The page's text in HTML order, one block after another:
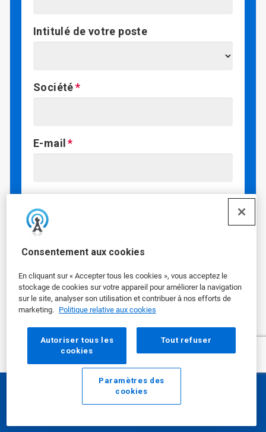
Consentement aux cookies
En cliquant sur « Accepter tous les cookies », vous acceptez le
stockage de cookies sur votre appareil pour améliorer la navigation
sur le site, analyser son utilisation et contribuer à nos efforts de
marketing. Politique relative aux cookies
Autoriser tous les
cookies
Tout refuser
Paramètres des
cookies
Intitulé de votre poste
Société
E-mail
Ville
Département/région
Pays
E-mail Appelez